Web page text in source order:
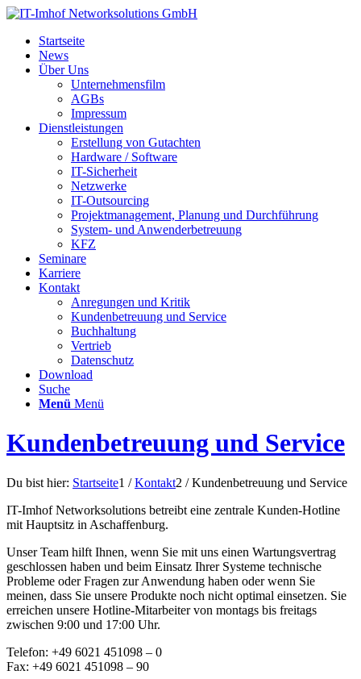
Startseite
News
Über Uns
Unternehmensfilm
AGBs
Impressum
Dienstleistungen
Erstellung von Gutachten
Hardware / Software
IT-Sicherheit
Netzwerke
IT-Outsourcing
Projektmanagement, Planung und Durchführung
System- und Anwenderbetreuung
KFZ
Seminare
Karriere
Kontakt
Anregungen und Kritik
Kundenbetreuung und Service
Buchhaltung
Vertrieb
Datenschutz
Download
Suche
Menü Menü
Kundenbetreuung und Service
Du bist hier: Startseite1 / Kontakt2 / Kundenbetreuung und Service
IT-Imhof Networksolutions betreibt eine zentrale Kunden-Hotline
mit Hauptsitz in Aschaffenburg.
Unser Team hilft Ihnen, wenn Sie mit uns einen Wartungsvertrag
geschlossen haben und beim Einsatz Ihrer Systeme technische
Probleme oder Fragen zur Anwendung haben oder wenn Sie
meinen, dass Sie unsere Produkte noch nicht optimal einsetzen. Sie
erreichen unsere Hotline-Mitarbeiter von montags bis freitags
zwischen 9:00 und 17:00 Uhr.
Telefon: +49 6021 451098 – 0
Fax: +49 6021 451098 – 90